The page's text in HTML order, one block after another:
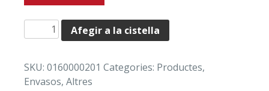
quantitat
de
HEMORROIDAL
PER
Afegir a la cistella
SKU: 0160000201 Categories: Productes,
Envasos, Altres